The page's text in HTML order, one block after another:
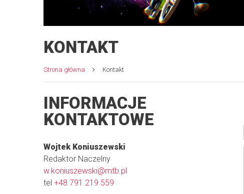
KONTAKT
Strona główna Kontakt
INFORMACJE
KONTAKTOWE
Wojtek Koniuszewski
Redaktor Naczelny
w.koniuszewski@mtb.pl
tel +48 791 219 559